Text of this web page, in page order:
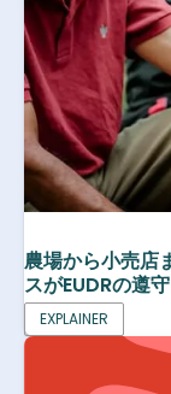
農場から小売店
スがEUDRの遵
EXPLAINER